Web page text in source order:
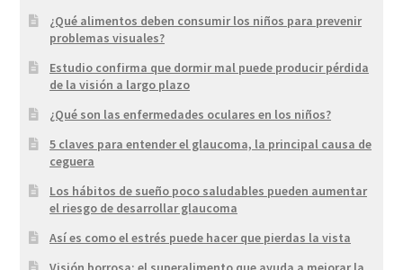
¿Qué alimentos deben consumir los niños para prevenir
problemas visuales?
Estudio confirma que dormir mal puede producir pérdida
de la visión a largo plazo
¿Qué son las enfermedades oculares en los niños?
5 claves para entender el glaucoma, la principal causa de
ceguera
Los hábitos de sueño poco saludables pueden aumentar
el riesgo de desarrollar glaucoma
Así es como el estrés puede hacer que pierdas la vista